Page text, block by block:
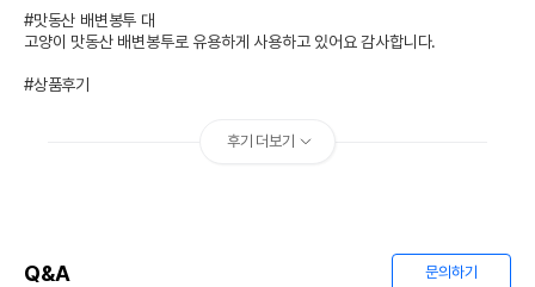
#맛동산 배변봉투 대
고양이 맛동산 배변봉투로 유용하게 사용하고 있어요 감사합니다.
#상품후기
후기 더보기
Q&A 문의하기